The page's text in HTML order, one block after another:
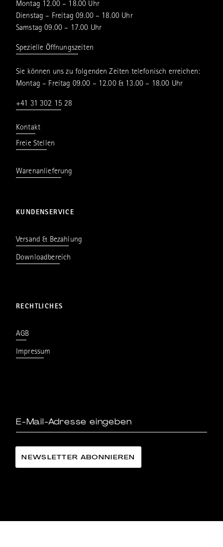
Montag 12.00 – 18.00 Uhr
Dienstag – Freitag 09.00 – 18.00 Uhr
Samstag 09.00 – 17.00 Uhr
Spezielle Öffnungszeiten
Sie können uns zu folgenden Zeiten telefonisch erreichen:
Montag – Freitag 09.00 – 12.00 & 13.00 – 18.00 Uhr
+41 31 302 15 28
Kontakt
Freie Stellen
Warenanlieferung
KUNDENSERVICE
Versand & Bezahlung
Downloadbereich
RECHTLICHES
AGB
Impressum